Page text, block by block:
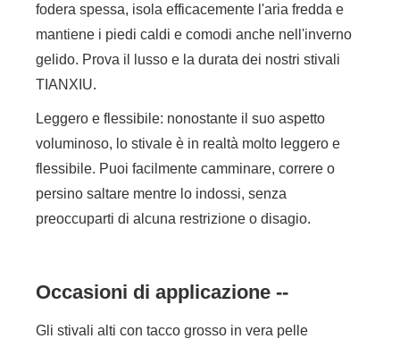
fodera spessa, isola efficacemente l'aria fredda e
mantiene i piedi caldi e comodi anche nell'inverno
gelido. Prova il lusso e la durata dei nostri stivali
TIANXIU.
Leggero e flessibile: nonostante il suo aspetto
voluminoso, lo stivale è in realtà molto leggero e
flessibile. Puoi facilmente camminare, correre o
persino saltare mentre lo indossi, senza
preoccuparti di alcuna restrizione o disagio.
Occasioni di applicazione --
Gli stivali alti con tacco grosso in vera pelle